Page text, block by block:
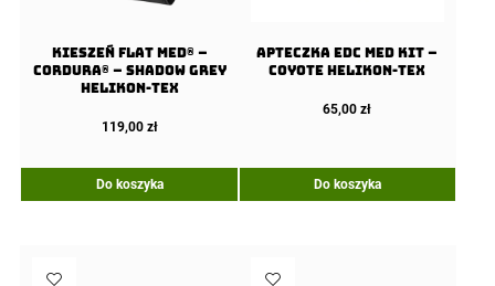
Kieszeń Flat Med® –
Cordura® – Shadow Grey
Helikon-Tex
119,00 zł
Do koszyka
Apteczka EDC Med Kit –
Coyote Helikon-Tex
65,00zł
Do koszyka